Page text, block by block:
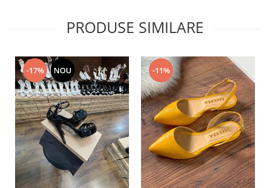
PRODUSE SIMILARE
-17% NOU -11%